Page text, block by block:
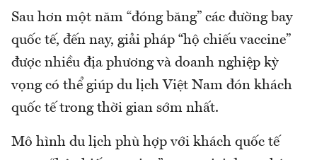
Sau hơn một năm “đóng băng” các đường bay
quốc tế, đến nay, giải pháp “hộ chiếu vaccine”
được nhiều địa phương và doanh nghiệp kỳ
vọng có thể giúp du lịch Việt Nam đón khách
quốc tế trong thời gian sớm nhất.
Mô hình du lịch phù hợp với khách quốc tế